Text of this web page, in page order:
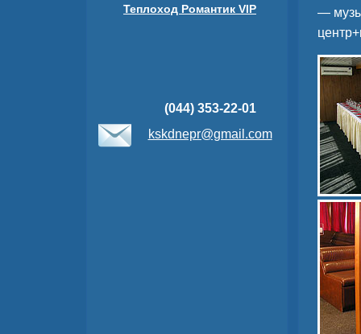
Теплоход Романтик VIP
(044) 353-22-01
kskdnepr@gmail.com
—